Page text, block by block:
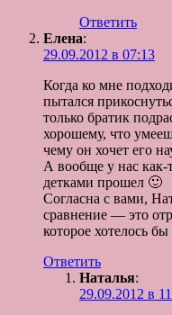
Ответить
Елена:
29.09.2012 в 07:13
Когда ко мне
пытался
только братик
хорошему, что
чему он хочет его
А вообще у нас как-
детками прошел 🙂
Согласна с вами,
сравнение — это
которое хотелось
Ответить
Наталья:
29.09.2012 в